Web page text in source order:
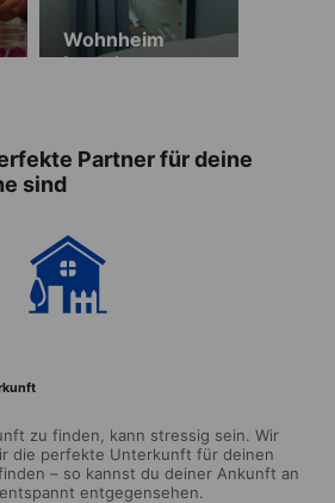
Wohnheim
Lansdowne
Partner für deine
sind
zu finden, kann stressig sein. Wir
die perfekte Unterkunft für deinen
– so kannst du deiner Ankunft an
entgegensehen.